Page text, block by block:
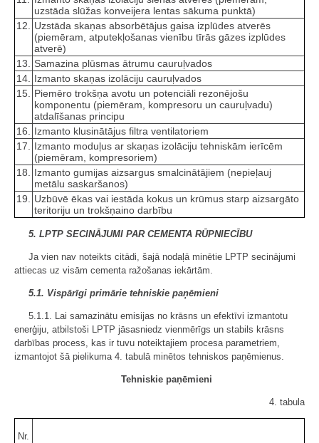
uzstāda slūžas konveijera lentas sākuma punktā)
12. Uzstāda skaņas absorbētājus gaisa izplūdes atverēs
(piemēram, atputekļošanas vienību tīrās gāzes izplūdes
atverē)
13. Samazina plūsmas ātrumu cauruļvados
14. Izmanto skaņas izolāciju cauruļvados
15. Piemēro trokšņa avotu un potenciāli rezonējošu
komponentu (piemēram, kompresoru un cauruļvadu)
atdalīšanas principu
16. Izmanto klusinātājus filtra ventilatoriem
17. Izmanto moduļus ar skaņas izolāciju tehniskām ierīcēm
(piemēram, kompresoriem)
18. Izmanto gumijas aizsargus smalcinātājiem (nepieļauj
metālu saskaršanos)
19. Uzbūvē ēkas vai iestāda kokus un krūmus starp aizsargāto
teritoriju un trokšņaino darbību
5. LPTP SECINĀJUMI PAR CEMENTA RŪPNIECĪBU
Ja vien nav noteikts citādi, šajā nodaļā minētie LPTP secinājumi
attiecas uz visām cementa ražošanas iekārtām.
5.1. Vispārīgi primārie tehniskie paņēmieni
5.1.1. Lai samazinātu emisijas no krāsns un efektīvi izmantotu
enerģiju, atbilstoši LPTP jāsasniedz vienmērīgs un stabils krāsns
darbības process, kas ir tuvu noteiktajiem procesa parametriem,
izmantojot šā pielikuma 4. tabulā minētos tehniskos paņēmienus.
Tehniskie paņēmieni
4. tabula
Nr.